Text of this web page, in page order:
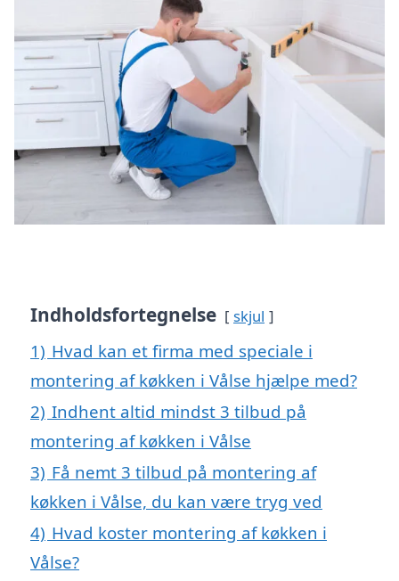
Indholdsfortegnelse skjul
1) Hvad kan et firma med speciale i
montering af køkken i Vålse hjælpe med?
2) Indhent altid mindst 3 tilbud på
montering af køkken i Vålse
3) Få nemt 3 tilbud på montering af
køkken i Vålse, du kan være tryg ved
4) Hvad koster montering af køkken i
Vålse?